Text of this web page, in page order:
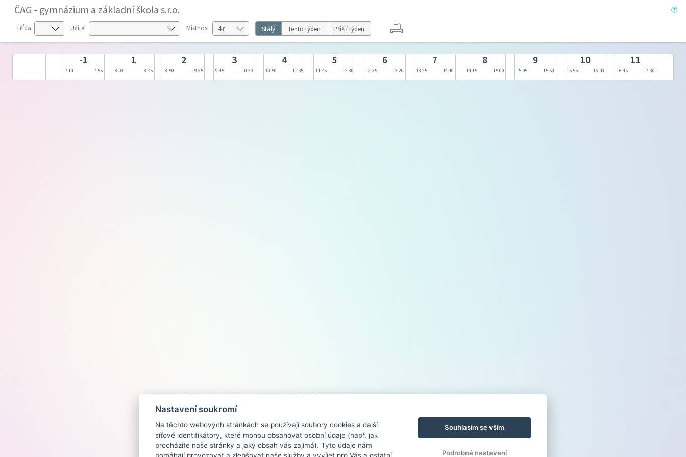
ČAG - gymnázium a základní škola s.r.o.
Třída Učitel Místnost Stálý Tento týden Příští týden
-1
7:10 7:55
1
8:00 8:45
2
8:50 9:35
3
9:45 10:30
4
10:50 11:35
5
11:45 12:30
6
12:35 13:20
7
13:25 14:10
8
14:15 15:00
9
15:05 15:50
10
15:55 16:40
11
16:45 17:30
Nastavení soukromí
Na těchto webových stránkách se používají soubory cookies a další
síťové identifikátory, které mohou obsahovat osobní údaje (např. jak
procházíte naše stránky a jaký obsah vás zajímá). Tyto údaje nám
Souhlasím se vším
Podrobné nastavení